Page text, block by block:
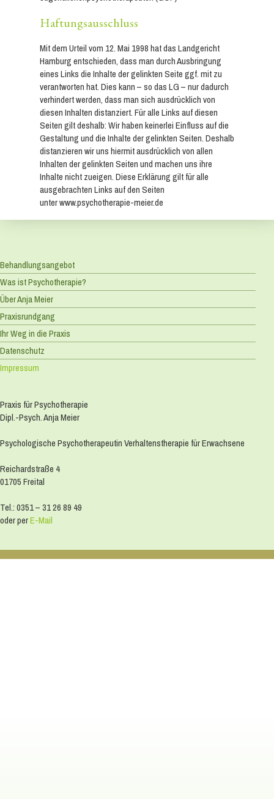
Haftungsausschluss
Mit dem Urteil vom 12. Mai 1998 hat das Landgericht
Hamburg entschieden, dass man durch Ausbringung
eines Links die Inhalte der gelinkten Seite ggf. mit zu
verantworten hat. Dies kann – so das LG – nur dadurch
verhindert werden, dass man sich ausdrücklich von
diesen Inhalten distanziert. Für alle Links auf diesen
Seiten gilt deshalb: Wir haben keinerlei Einfluss auf die
Gestaltung und die Inhalte der gelinkten Seiten. Deshalb
distanzieren wir uns hiermit ausdrücklich von allen
Inhalten der gelinkten Seiten und machen uns ihre
Inhalte nicht zueigen. Diese Erklärung gilt für alle
ausgebrachten Links auf den Seiten
unter www.psychotherapie-meier.de
Behandlungsangebot
Was ist Psychotherapie?
Über Anja Meier
Praxisrundgang
Ihr Weg in die Praxis
Datenschutz
Impressum
Praxis für Psychotherapie
Dipl.-Psych. Anja Meier
Psychologische Psychotherapeutin Verhaltenstherapie für Erwachsene
Reichardstraße 4
01705 Freital
Tel.: 0351 – 31 26 89 49
oder perE-Mail